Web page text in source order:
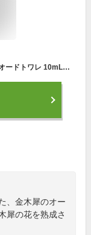
【公式】ロクシタン L'OCCITANE オスマンサス オードトワレ 10mL/ コスメ 化粧品 金木犀 アプリコット ラ・フランス フルーティ フローラル 香水 フレグランス メンズ レディース ミニサイズ スプレー スティック 持ち歩き プレゼント ギフト 人気 お返し
、金木犀のオー
犀の花を熟成さ